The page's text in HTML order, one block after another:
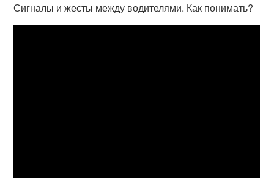
Сигналы и жесты между водителями. Как понимать?